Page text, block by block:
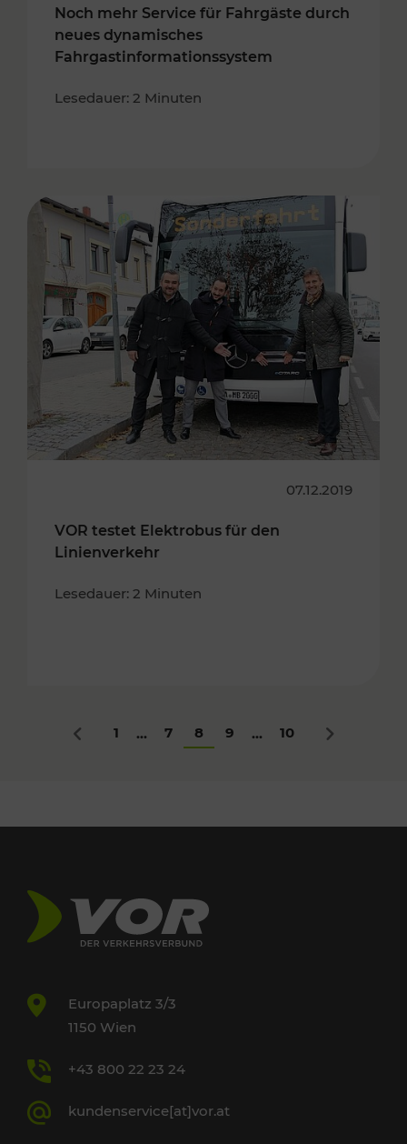
Noch mehr Service für Fahrgäste durch
neues dynamisches
Fahrgastinformationssystem
Lesedauer: 2 Minuten
07.12.2019
VOR testet Elektrobus für den
Linienverkehr
Lesedauer: 2 Minuten
Zurück
1 ... 7 8 9 ... 10 Nächstes
Europaplatz 3/3
1150 Wien
+43 800 22 23 24
kundenservice[at]vor.at